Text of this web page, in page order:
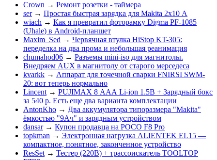
Crown → Ремонт розетки - таймера
ser → Простая быстрая зарядка для Makita 2х10 А
wiach → Как я превратил фоторамку Digma PF-1085
(Uhale) в Android-планшет
Maxim_Sed → Червячная втулка HiStop KT-305:
переделка на два прома и небольшая реанимация
chumahod06 → Разъемы mini-iso для магнитолы.
Внедряем AUX в магнитолу от старого мерседеса
kvarkk → Аппарат для точечной сварки FNIRSI SWM-
20: вот теперь нормально
Lincent → PUJIMAX 8 ААА Li-ion 1.5В + Зарядный бокс
за 540 р. Есть еще два варианта комплектации
AntonKho → Два аккумулятора типоразмера "Makita"
ёмкостью "9Ач" и зарядным устройством
dansar → Купон продавца на POCO F8 Pro
topkman → Электронная нагрузка ALIENTEK EL15 —
компактное, понятное, законченное устройство
ResSet → Тестер (220В) + трассоискатель TOOLTOP